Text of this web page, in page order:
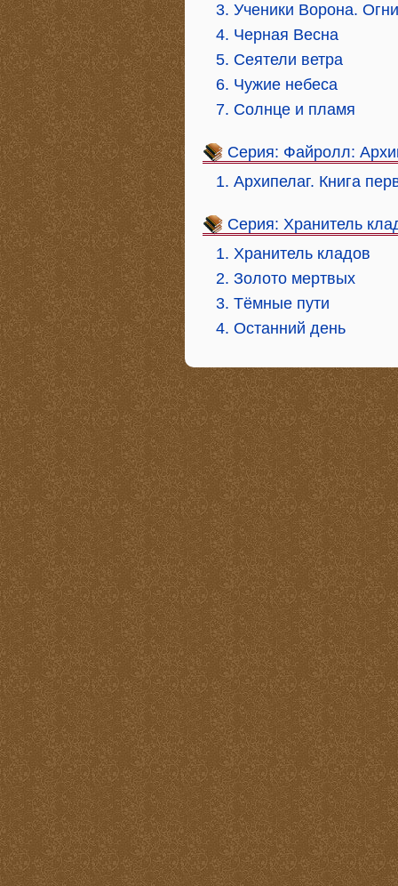
3. Ученики Ворона.
4. Черная Весна
5. Сеятели ветра
6. Чужие небеса
7. Солнце и пламя
Серия: Файролл:
1. Архипелаг. Книга
Серия: Хранитель
1. Хранитель кладов
2. Золото мертвых
3. Тёмные пути
4. Останний день